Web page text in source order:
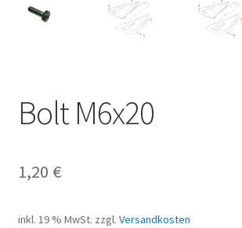
Bolt M6x20
1,20 €
inkl. 19 % MwSt. zzgl. Versandkosten